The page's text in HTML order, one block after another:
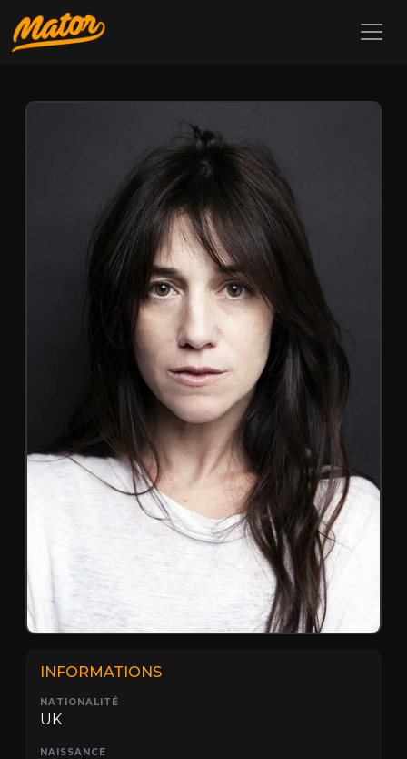
INFORMATIONS
NATIONALITÉ
UK
NAISSANCE